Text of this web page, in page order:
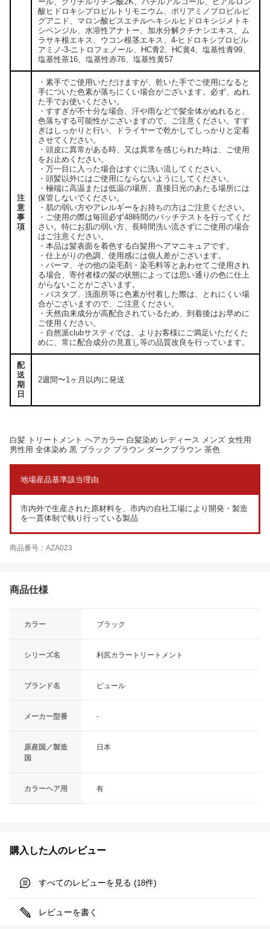
酸ヒドロキシプロピルトリモニウム、ポリアミノプロピルビ
グアニド、マロン酸ビスエチルヘキシルヒドロキシジメトキ
シベンジル、水溶性アナトー、加水分解クチナシエキス、ム
ラサキ根エキス、ウコン根茎エキス、4-ヒドロキシプロピル
アミノ-3-ニトロフェノール、HC青2、HC黄4、塩基性青99、
塩基性茶16、塩基性赤76、塩基性黄57
注
意
事
項
・素手でご使用いただけますが、乾いた手でご使用になると
手についた色素が落ちにくい場合がございます。必ず、ぬれ
た手でお使いください。
・すすぎが不十分な場合、汗や雨などで髪全体がぬれると、
色落ちする可能性がございますので、ご注意ください。すす
ぎはしっかりと行い、ドライヤーで乾かしてしっかりと定着
させてください。
・頭皮に異常がある時、又は異常を感じられた時は、ご使用
をお止めください。
・万一目に入った場合はすぐに洗い流してください。
・頭髪以外にはご使用にならないようにしてください。
・極端に高温または低温の場所、直接日光のあたる場所には
保管しないでください。
・肌の弱い方やアレルギーをお持ちの方はご注意ください。
・ご使用の際は毎回必ず48時間のパッチテストを行ってくだ
さい。特にお肌の弱い方、長時間洗い流さずにご使用の場合
はご注意ください。
・本品は髪表面を着色する白髪用ヘアマニキュアです。
・仕上がりの色調、使用感には個人差がございます。
・パーマ、その他の染毛剤・染毛料等とあわせてご使用され
る場合、寄付者様の髪の状態によっては思い通りの色に仕上
がらないことがございます。
・バスタブ、洗面所等に色素が付着した際は、とれにくい場
合がございますので、ご注意ください。
・天然由来成分が高配合されているため、到着後はお早めに
ご使用ください。
・自然派clubサスティでは、よりお客様にご満足いただくた
めに、常に配合成分の見直し等の品質改良を行っています。
配
送
期
日
2週間〜1ヶ月以内に発送
白髪 トリートメント ヘアカラー 白髪染め レディース メンズ 女性用
男性用 全体染め 黒 ブラック ブラウン ダークブラウン 茶色
地場産品基準該当理由
市内外で生産された原材料を、市内の自社工場により開発・製造
を一貫体制で執り行っている製品
商品番号：AZA023
商品仕様
カラー ブラック
シリーズ名 利尻カラートリートメント
ブランド名 ピュール
メーカー型番 -
原産国／製造
国
日本
カラーヘア用 有
購入した人のレビュー
すべてのレビューを見る (18件)
レビューを書く